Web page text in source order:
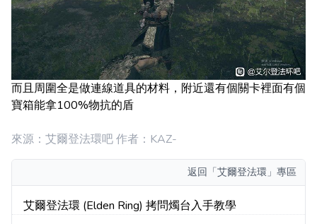
而且周圍全是做連線道具的材料，附近還有個關卡裡面有個
寶箱能拿100%物抗的盾
來源：艾爾登法環吧 作者：KAZ-
返回 「艾爾登法環」專區
艾爾登法環 (Elden Ring) 拷問燭台入手教學